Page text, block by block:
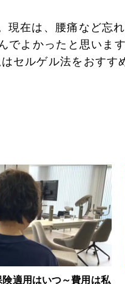
現在は、腰痛など忘
でよかったと思います
セルゲル法をおすす
険適用はいつ～費用は私